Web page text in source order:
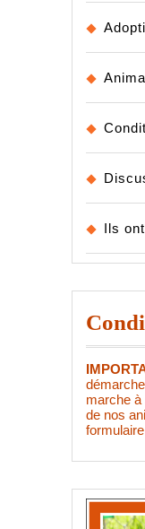
Ils
marche
de nos